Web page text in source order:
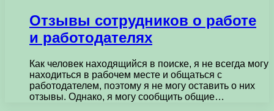
Отзывы сотрудников о работе
и работодателях
Как человек находящийся в поиске, я не всегда могу
находиться в рабочем месте и общаться с
работодателем, поэтому я не могу оставить о них
отзывы. Однако, я могу сообщить общие…